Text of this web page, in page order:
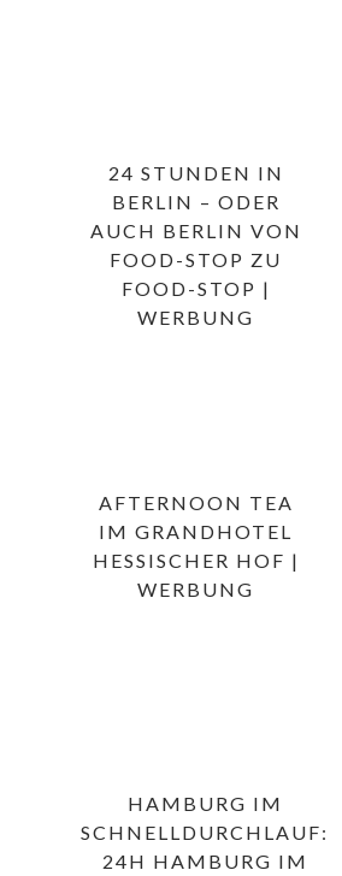
24 STUNDEN IN
BERLIN – ODER
AUCH BERLIN VON
FOOD-STOP ZU
FOOD-STOP |
WERBUNG
AFTERNOON TEA
IM GRANDHOTEL
HESSISCHER HOF |
WERBUNG
HAMBURG IM
SCHNELLDURCHLAUF:
24H HAMBURG IM